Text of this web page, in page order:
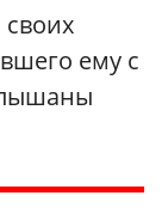
своих
ему с